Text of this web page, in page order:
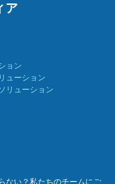
ア
ョン
ューション
リューション
ない？私たちのチームにご